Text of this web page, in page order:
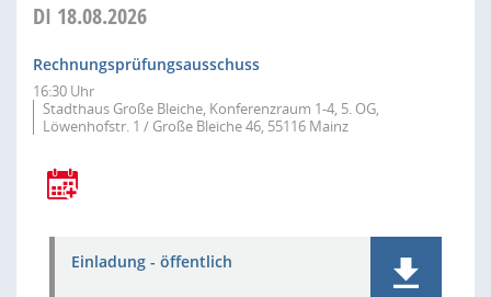
DI 18.08.2026
Rechnungsprüfungsausschuss
16:30 Uhr
Stadthaus Große Bleiche, Konferenzraum 1-4, 5. OG,
Löwenhofstr. 1 / Große Bleiche 46, 55116 Mainz
Einladung - öffentlich